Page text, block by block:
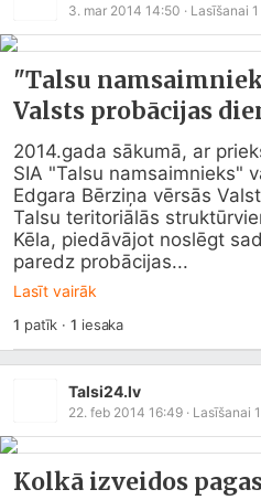
3. mar 2014 14:50 · Lasīšanai 1
"Talsu
Valsts probācijas
2014.gada sākumā, ar
SIA "Talsu namsaimnieks"
Edgara Bērziņa vērsās
Talsu teritoriālās
Kēla, piedāvājot noslēgt
paredz probācijas...
Lasīt vairāk
1 patīk ·1 iesaka
Talsi24.lv
22. feb 2014 16:49 · Lasīšanai 1
Kolkā izveidos